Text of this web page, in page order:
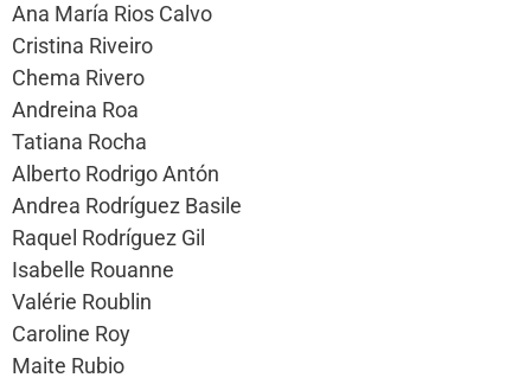
Ana María Rios Calvo
Cristina Riveiro
Chema Rivero
Andreina Roa
Tatiana Rocha
Alberto Rodrigo Antón
Andrea Rodríguez Basile
Raquel Rodríguez Gil
Isabelle Rouanne
Valérie Roublin
Caroline Roy
Maite Rubio